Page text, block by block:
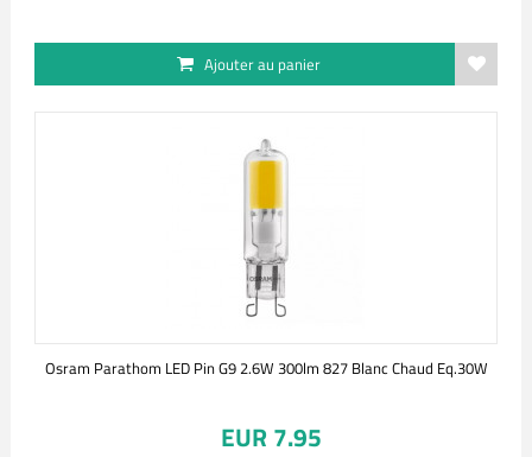
Ajouter au panier
Osram Parathom LED Pin G9 2.6W 300lm 827 Blanc Chaud Eq.30W
EUR 7.95